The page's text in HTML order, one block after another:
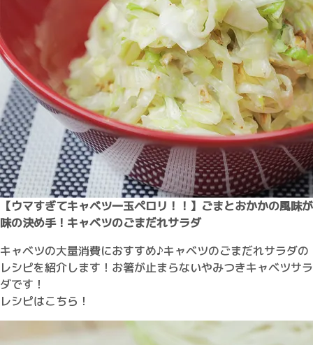
【ウマすぎてキャベツ一玉ペロリ！！】ごまとおかかの風味が
味の決め手！キャベツのごまだれサラダ
キャベツの大量消費におすすめ♪キャベツのごまだれサラダの
レシピを紹介します！お箸が止まらないやみつきキャベツサラ
ダです！
レシピはこちら！